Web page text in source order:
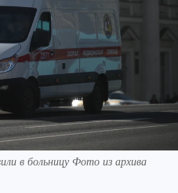
в больницу Фото из архива